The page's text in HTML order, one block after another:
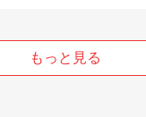
もっと見る